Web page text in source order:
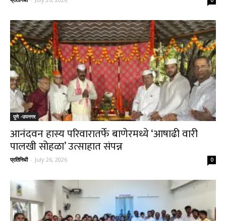
पुणे -उपनगर
आनंदवन हास्य परिवारातर्फे बाणेरमध्ये ‘आषाढी वारी
पालखी सोहळा’ उत्साहात संपन्न
प्रतिनिधी - July 26, 2026 0